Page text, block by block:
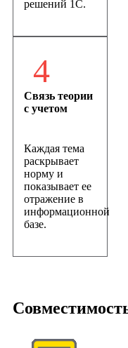
решений 1С.
4
Связь теории
с учетом
Каждая тема
раскрывает
норму и
показывает ее
отражение в
информационной
базе.